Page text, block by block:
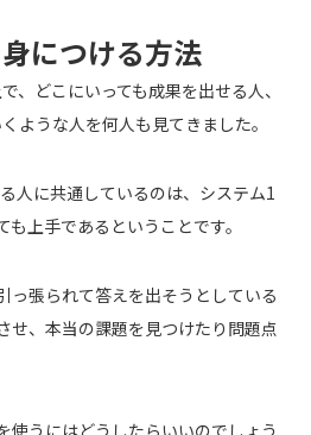
につける方法
、どこにいっても成果を出せる人、
ような人を何人も見てきました。
人に共通しているのは、システム1
上手であるということです。
っ張られて答えを出そうとしている
せ、本当の課題を見つけたり問題点